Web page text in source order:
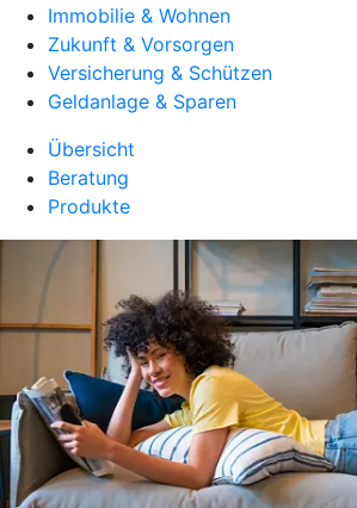
Immobilie & Wohnen
Zukunft & Vorsorgen
Versicherung & Schützen
Geldanlage & Sparen
Übersicht
Beratung
Produkte